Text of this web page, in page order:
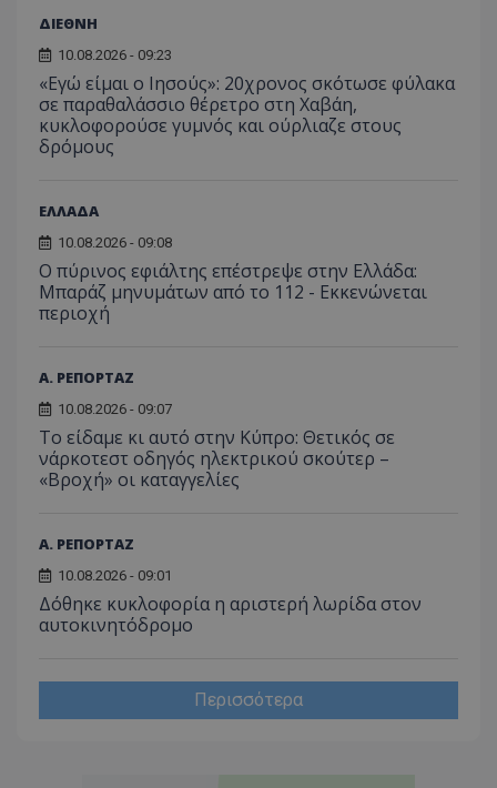
ΔΙΕΘΝΗ
10.08.2026 - 09:23
«Εγώ είμαι ο Ιησούς»: 20χρονος σκότωσε φύλακα
σε παραθαλάσσιο θέρετρο στη Χαβάη,
κυκλοφορούσε γυμνός και ούρλιαζε στους
δρόμους
ΕΛΛΑΔΑ
10.08.2026 - 09:08
Ο πύρινος εφιάλτης επέστρεψε στην Ελλάδα:
Μπαράζ μηνυμάτων από το 112 - Εκκενώνεται
περιοχή
Α. ΡΕΠΟΡΤΑΖ
10.08.2026 - 09:07
Το είδαμε κι αυτό στην Κύπρο: Θετικός σε
νάρκοτεστ οδηγός ηλεκτρικού σκούτερ –
«Βροχή» οι καταγγελίες
Α. ΡΕΠΟΡΤΑΖ
10.08.2026 - 09:01
Δόθηκε κυκλοφορία η αριστερή λωρίδα στον
αυτοκινητόδρομο
Περισσότερα